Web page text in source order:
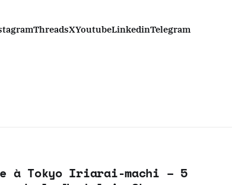
ThreadsXYoutubeLinkedinTelegram
à Tokyo Iriarai-machi – 5